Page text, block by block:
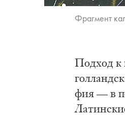
Фраг­мент
Под­ход к
фия — в